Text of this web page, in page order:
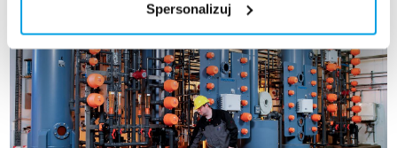
Spersonalizuj